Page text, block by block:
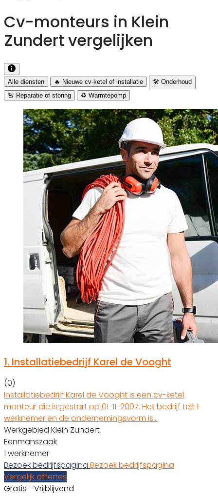
Cv-monteurs in Klein
Zundert vergelijken
Alle diensten 🔥 Nieuwe cv-ketel of installatie
🛠️ Onderhoud
🚨 Reparatie of storing
♻️ Warmtepomp
1. Installatiebedrijf Karel de Vooght
(0)
Installatiebedrijf Karel de Vooght is een cv-ketel
monteur die is gestart op 01-11-2007. Het bedrijf telt 1
werknemer en de ondernemingsvorm is…
Werkgebied Klein Zundert
Eenmanszaak
1 werknemer
Bezoek bedrijfspagina Bezoek bedrijfspagina
Vergelijk offertes
Gratis - Vrijblijvend